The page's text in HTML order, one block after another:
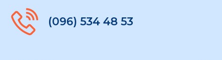
(096) 534 48 53